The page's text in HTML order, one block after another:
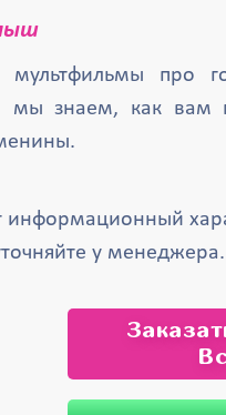
мультфильмы про
мы знаем, как вам
информационный
у менеджера.